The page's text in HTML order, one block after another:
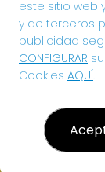
926360785
Clica aquí para
605897938
PLAZA MAYOR, 4
(Ciudad Real)
este sitio web
y de terceros
publicidad
CONFIGURAR
Cookies AQUÍ.